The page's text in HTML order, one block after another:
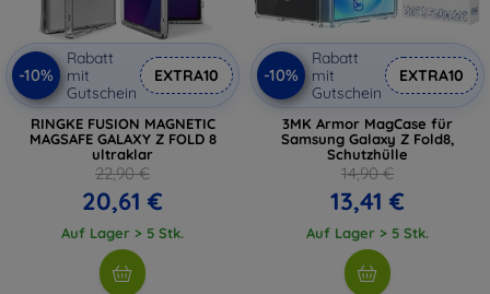
-10%
Rabatt
mit
Gutschein
EXTRA10
RINGKE FUSION MAGNETIC
MAGSAFE GALAXY Z FOLD 8
ultraklar
22,90 €
20,61 €
Auf Lager > 5 Stk.
-10%
Rabatt
mit
Gutschein
EXTRA10
3MK Armor MagCase für
Samsung Galaxy Z Fold8,
Schutzhülle
14,90 €
13,41 €
Auf Lager > 5 Stk.